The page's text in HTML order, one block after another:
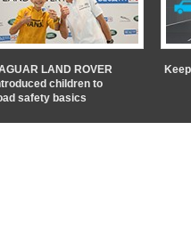
LAND ROVER
children to
safety basics